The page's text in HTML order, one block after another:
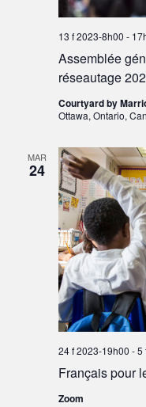
Assemblée
réseautage
13 f 2023-8h00 -
Courtyard by
Ottawa, Ontario,
MAR
24
Français pour
24 f 2023-19h00 -5
Zoom